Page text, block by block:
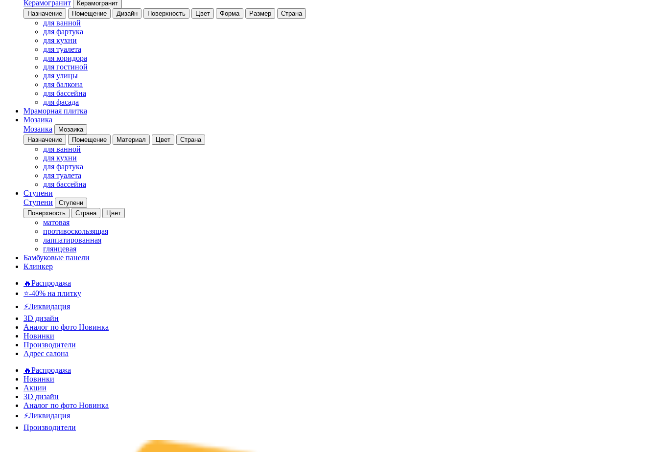
Керамогранит
Керамогранит
Назначение
Помещение Дизайн Поверхность Цвет Форма Размер Страна
для ванной
для фартука
для кухни
для туалета
для коридора
для гостиной
для улицы
для балкона
для бассейна
для фасада
Мраморная плитка
Мозаика
Мозаика
Мозаика
Назначение
Помещение Материал Цвет Страна
для ванной
для кухни
для фартука
для туалета
для бассейна
Ступени
Ступени
Ступени
Поверхность
Страна Цвет
матовая
противоскользящая
лаппатированная
глянцевая
Бамбуковые панели
Клинкер
🔥Распродажа
⭐-40% на плитку
⚡️Ликвидация
3D дизайн
Аналог по фото Новинка
Новинки
Производители
Адрес салона
🔥Распродажа
Новинки
Акции
3D дизайн
Аналог по фото Новинка
⚡Ликвидация
Производители